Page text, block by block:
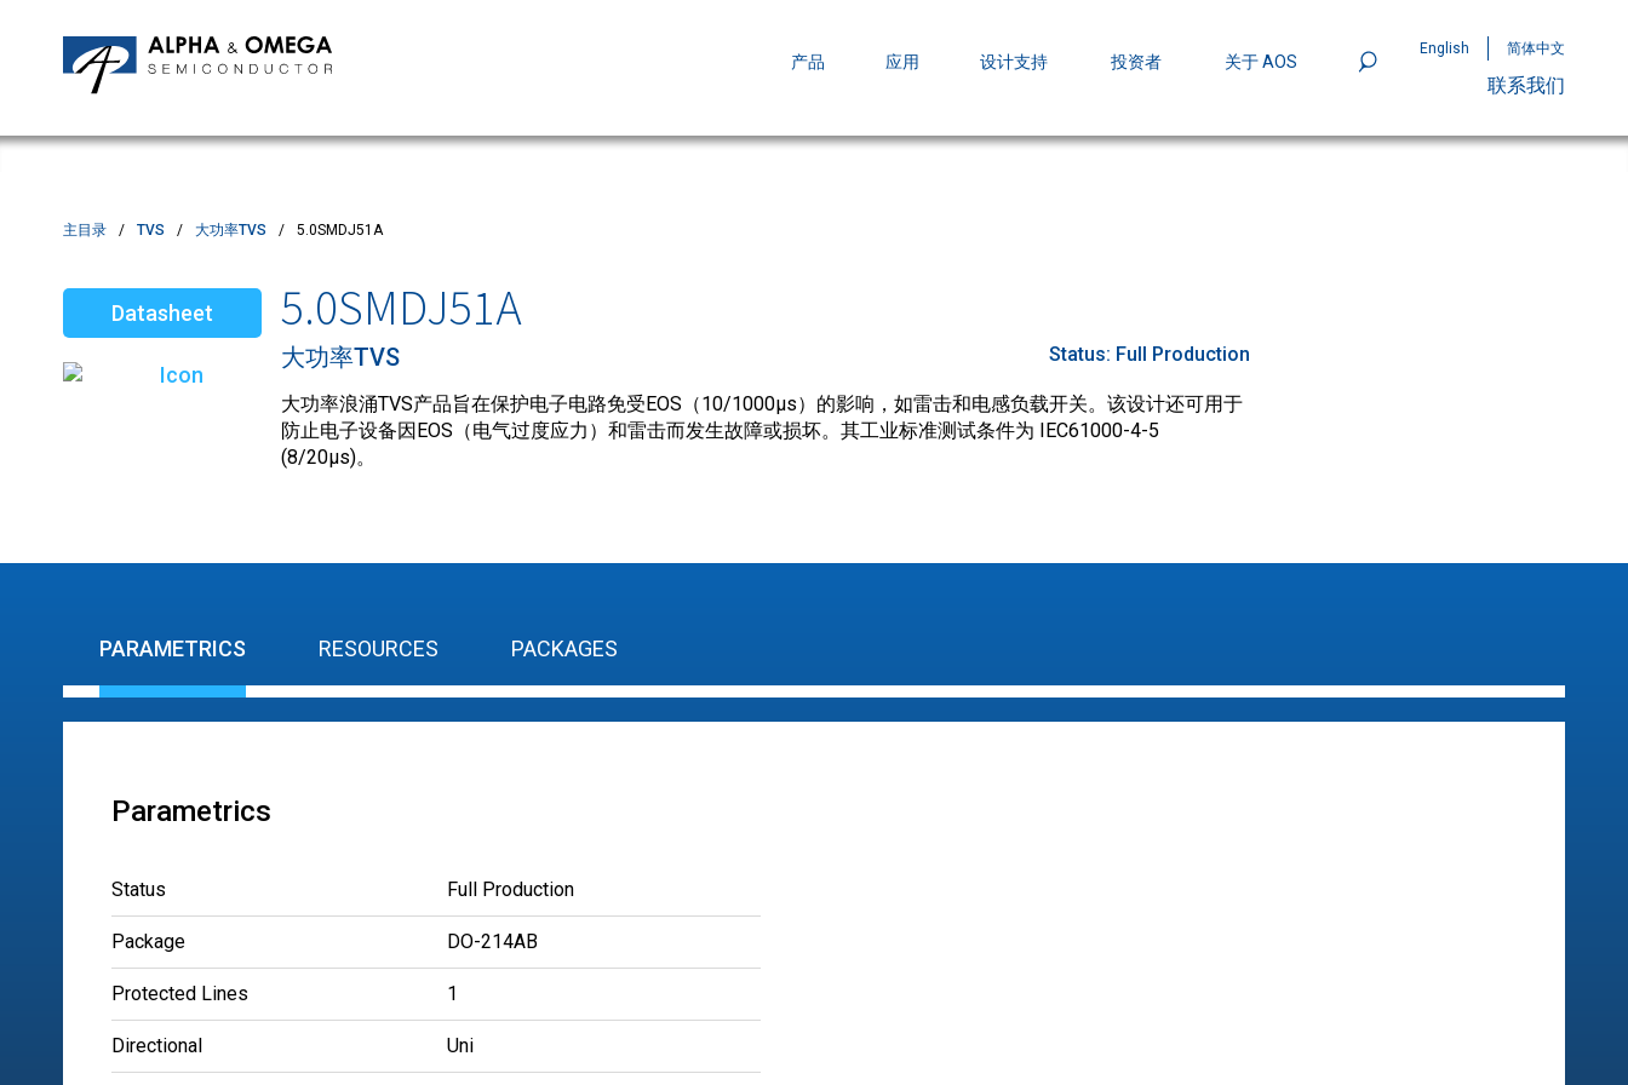
产品 应用 设计支持 投资者 关于 AOS
English 简体中文
联系我们
MOSFETs
Motor Control MCU's
TVS
AOS发布 AmpStack™ 封装：MOSFET 功率密度实现
质量与可靠性
客户满意度调查
主目录 TVS 大功率TVS 5.0SMDJ51A
Datasheet 5.0SMDJ51A
大功率TVS Status: Full Production
大功率浪涌TVS产品旨在保护电子电路免受EOS（10/1000µs）的影响，如雷击和电感负载开关。该设计还可用于
防止电子设备因EOS（电气过度应力）和雷击而发生故障或损坏。其工业标准测试条件为 IEC61000-4-5
(8/20µs)。
PARAMETRICS RESOURCES PACKAGES
Parametrics
Status Full Production
Package DO-214AB
Protected Lines 1
Directional Uni